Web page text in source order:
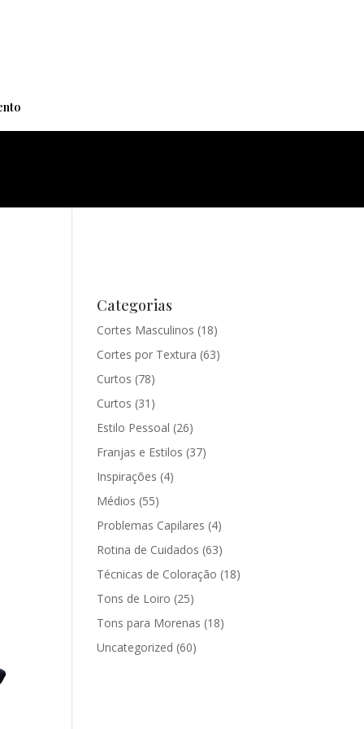
Categorias
Cortes Masculinos (18)
Cortes por Textura (63)
Curtos (78)
Curtos (31)
Estilo Pessoal (26)
Franjas e Estilos (37)
Inspirações (4)
Médios (55)
Problemas Capilares (4)
Rotina de Cuidados (63)
Técnicas de Coloração (18)
Tons de Loiro (25)
Tons para Morenas (18)
Uncategorized (60)